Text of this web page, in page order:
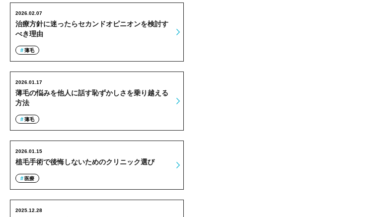
治療方針に迷ったらセカンドオピニオンを検討す
べき理由
2026.02.07
薄毛
薄毛の悩みを他人に話す恥ずかしさを乗り越える
方法
2026.01.17
薄毛
植毛手術で後悔しないためのクリニック選び
2026.01.15
医療
2025.12.28